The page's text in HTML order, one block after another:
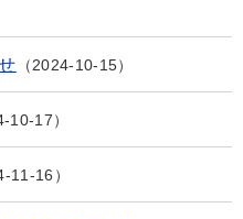
2024-10-15
10-17
11-16